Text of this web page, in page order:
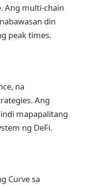
Ang multi-chain
din
peak times.
na
Ang
mapapalitang
ng DeFi.
Curve sa